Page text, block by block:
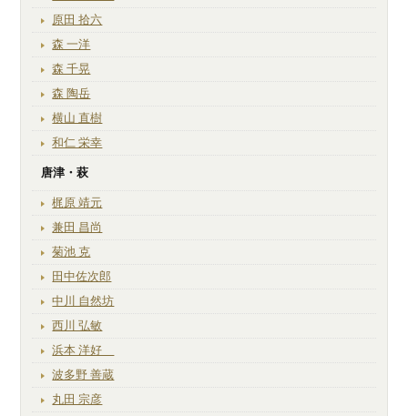
原田 拾六
森 一洋
森 千晃
森 陶岳
横山 直樹
和仁 栄幸
唐津・萩
梶原 靖元
兼田 昌尚
菊池 克
田中佐次郎
中川 自然坊
西川 弘敏
浜本 洋好
波多野 善蔵
丸田 宗彦